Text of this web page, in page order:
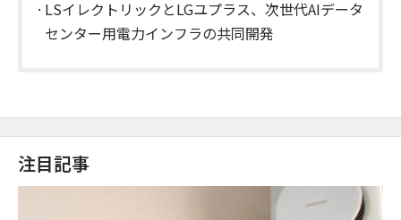
LSイレクトリックとLGユプラス、次世代AIデータ
センター用電力インフラの共同開発
注目記事